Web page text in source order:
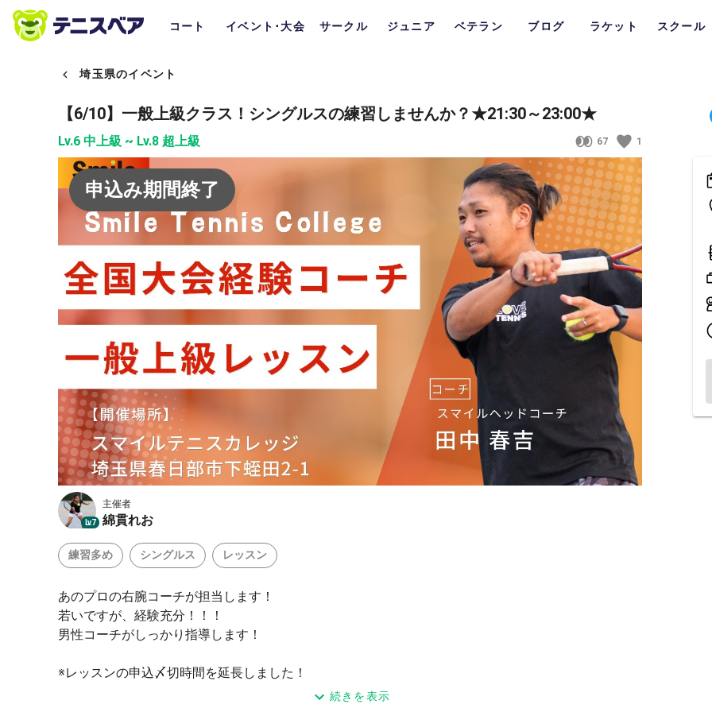
コート イベント･大会 サークル ジュニア ベテラン ブログ ラケット スクール
埼玉県のイベント
【6/10】一般上級クラス！シングルスの練習しませんか？★21:30～23:00★
Lv.6 中上級 ~ Lv.8 超上級 67 1
申込み期間終了
Lv.7
主催者
綿貫れお
練習多め シングルス レッスン
あのプロの右腕コーチが担当します！
若いですが、経験充分！！！
男性コーチがしっかり指導します！
※レッスンの申込〆切時間を延長しました！
レッスン開始の2時間前まで募集受付しておりますので、ぜひたくさんの方のご参加をお待ちしており
続きを表示